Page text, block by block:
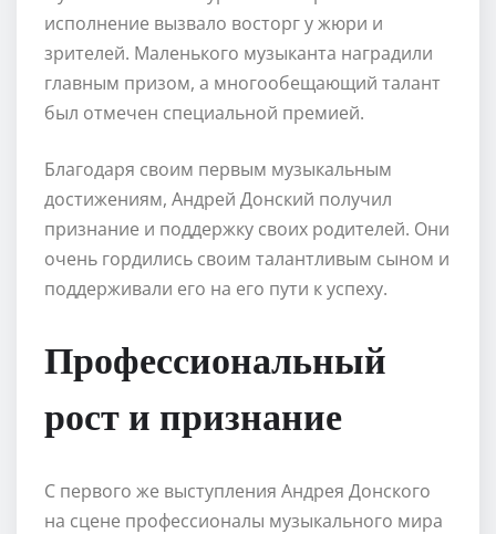
исполнение вызвало восторг у жюри и
зрителей. Маленького музыканта наградили
главным призом, а многообещающий талант
был отмечен специальной премией.
Благодаря своим первым музыкальным
достижениям, Андрей Донский получил
признание и поддержку своих родителей. Они
очень гордились своим талантливым сыном и
поддерживали его на его пути к успеху.
Профессиональный
рост и признание
С первого же выступления Андрея Донского
на сцене профессионалы музыкального мира